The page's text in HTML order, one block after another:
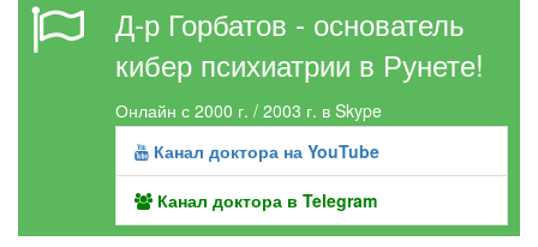
Д-р Горбатов - основатель
кибер психиатрии в Рунете!
Онлайн с 2000 г. / 2003 г. в Skype
Канал доктора на YouTube
Канал доктора в Telegram